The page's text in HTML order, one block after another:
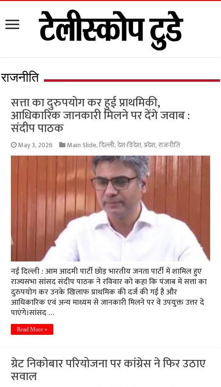
राजनीति
सत्ता का दुरुपयोग कर हुई प्राथमिकी,
आधिकारिक जानकारी मिलने पर देंगे जवाब :
संदीप पाठक
May 3, 2026 Main Slide,दिल्ली,देश-विदेश,प्रदेश,राजनीति
नई दिल्ली : आम आदमी पार्टी छोड़ भारतीय जनता पार्टी में शामिल हुए
राज्यसभा सांसद संदीप पाठक ने रविवार को कहा कि पंजाब में सत्ता का
दुरुपयोग कर उनके खिलाफ प्राथमिक की दर्ज की गई है और
आधिकारिक एवं अन्य माध्यम से जानकारी मिलने पर वे उपयुक्त उत्तर दे
पाएंगे।सांसद …
Read More »
ग्रेट निकोबार परियोजना पर कांग्रेस ने फिर उठाए
सवाल